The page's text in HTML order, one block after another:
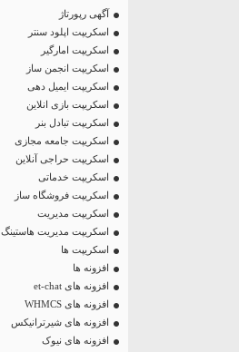
آگهی رپورتاژ
اسکریپت اپلود سنتر
اسکریپت امارگیر
اسکریپت انجمن ساز
اسکریپت ایمیل دهی
اسکریپت بازی انلاین
اسکریپت تبادل بنر
اسکریپت جامعه مجازی
اسکریپت حراجی آنلاین
اسکریپت خدماتی
اسکریپت فروشگاه ساز
اسکریپت مدیریت
اسکریپت مدیریت هاستینگ
اسکریپت ها
افزونه ها
افزونه های et-chat
افزونه های WHMCS
افزونه های شیرترانیکس
افزونه های نیوک